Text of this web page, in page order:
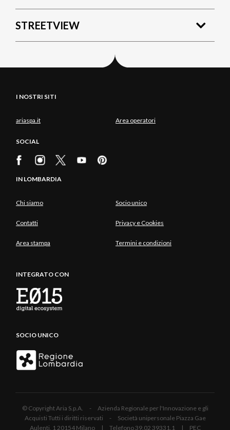
STREETVIEW
I NOSTRI SITI
ariaspa.it Area operatori
SOCIAL
IN LOMBARDIA
Chi siamo Socio unico
Contatti Privacy e Cookies
Area stampa Termini e condizioni
INTEGRATO CON
SOCIO UNICO
© Copyright Aria S.p.A. - Azienda Regionale per l'Innovazione e gli
Acquisti Tutti i diritti riservati - Società unipersonale Piazza Gae
Aulenti, 1 20154 Milano | Telefono 39.02 39331.1 | PEC